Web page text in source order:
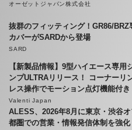
オーゼットジャパン株式会社
抜群のフィッティング！GR86/BRZ
カバーがSARDから登場
SARD
【新製品情報】9型ハイエース専用
ンプULTRAリリース！ コーナーリ
レス操作でモーション点灯機能付き
Valenti Japan
ALESS、2026年8月に東京・渋谷
都圏での営業・情報発信体制を強化